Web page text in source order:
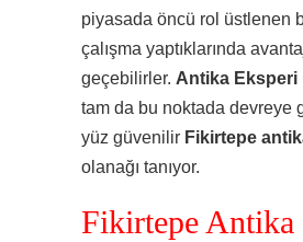
piyasada öncü rol üstlenen
çalışma yaptıklarında
geçebilirler. Antika Eksperi
tam da bu noktada devreye
yüz güvenilir Fikirtepe
olanağı tanıyor.
Fikirtepe Antika